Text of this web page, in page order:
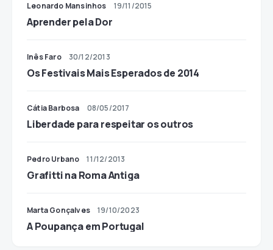
Leonardo Mansinhos 19/11/2015
Aprender pela Dor
Inês Faro 30/12/2013
Os Festivais Mais Esperados de 2014
Cátia Barbosa 08/05/2017
Liberdade para respeitar os outros
Pedro Urbano 11/12/2013
Grafitti na Roma Antiga
Marta Gonçalves 19/10/2023
A Poupança em Portugal